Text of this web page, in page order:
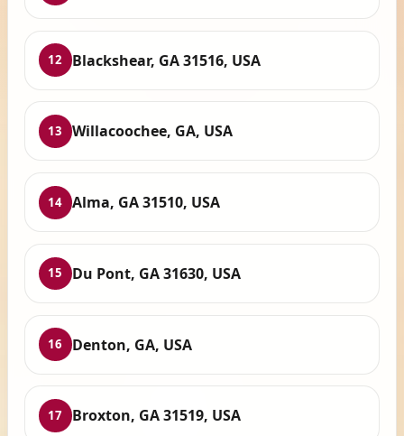
12 Blackshear, GA 31516, USA
13 Willacoochee, GA, USA
14 Alma, GA 31510, USA
15 Du Pont, GA 31630, USA
16 Denton, GA, USA
17 Broxton, GA 31519, USA